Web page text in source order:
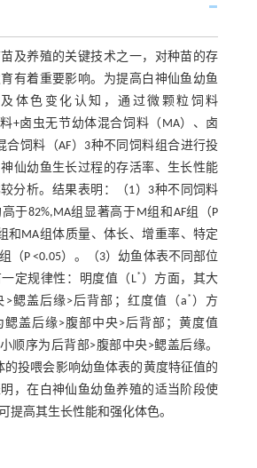
及养殖的关键技术之一，对种苗的存
有着重要影响。为提高白神仙鱼幼鱼
体色变化认知，通过微颗粒饲料
+卤虫无节幼体混合饲料（MA）、卤
合饲料（AF）3种不同饲料组合进行投
仙幼鱼生长过程的存活率、生长性能
分析。结果表明：（1）3种不同饲料
于82%,MA组显著高于M组和AF组（P
和MA组体质量、体长、增重率、特定
（P <0.05）。（3）幼鱼体表不同部位
定规律性：明度值（L* ）方面，其大
>鳃盖后缘>后背部；红度值（a* ）方
鳃盖后缘>腹部中央>后背部；黄度值
顺序为后背部>腹部中央>鳃盖后缘。
的投喂会影响幼鱼体表的黄度特征值的
，在白神仙鱼幼鱼养殖的适当阶段使
提高其生长性能和强化体色。